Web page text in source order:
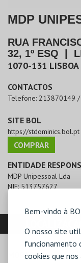
Bem-vindo à
O nosso site
funcionamento
cookies que
MDP
RUA
32, 1º ESQ
1070-131 LISBOA
CONTACTOS
Telefone: 213870149
SITE BOL
https://stdominics.bol.pt
COMPRAR
ENTIDADE
MDP Unipessoal Lda
NIF:513757627
MORADA